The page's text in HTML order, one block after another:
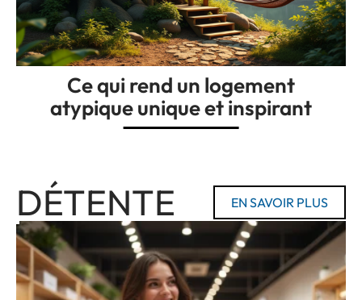
Ce qui rend un logement
atypique unique et inspirant
DÉTENTE EN SAVOIR PLUS